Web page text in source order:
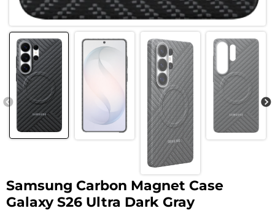
Samsung Carbon Magnet Case
Galaxy S26 Ultra Dark Gray